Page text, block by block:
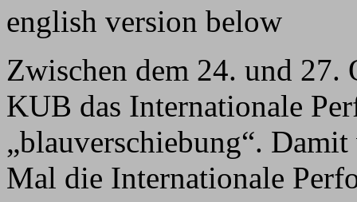
english version below
Zwischen dem 24. und 27.
KUB das Internationale
„blauverschiebung“.
Mal die Internationale